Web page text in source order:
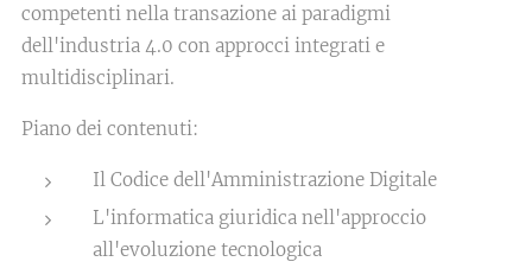
competenti nella transazione ai paradigmi
dell'industria 4.0 con approcci integrati e
multidisciplinari.
Piano dei contenuti:
Il Codice dell'Amministrazione Digitale
L'informatica giuridica nell'approccio
all'evoluzione tecnologica